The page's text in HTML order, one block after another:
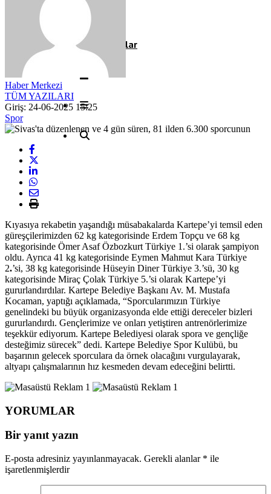
Röportaj
Resmi İlanlar
Haber Merkezi
TÜM YAZILARI
Giriş: 24-06-2025 15:25
Spor
Kıyasıya rekabetin yaşandığı müsabakalarda Kartepe’yi temsil eden
güreşçilerimizden 62 kg kategorisinde Erdem Topçu ve 68 kg
kategorisinde Ömer Asaf Özbozkurt Türkiye 1.’si olarak şampiyon
oldu. Ayrıca 41 kg kategorisinde Eymen Mahmut Kara Türkiye
2.’si, 38 kg kategorisinde Hüseyin Diner Türkiye 3.’sü, 30 kg
kategorisinde Miraç Çolak Türkiye 5.’si olarak Kartepe’yi
gururlandırdılar. Kartepe Belediye Başkanı Av. M. Mustafa
Kocaman, yaptığı açıklamada, “Sporcularımızın Türkiye
genelindeki bu büyük organizasyonda elde ettiği dereceler bizleri
gururlandırdı. Gençlerimize ve onları yetiştiren antrenörlerimize
teşekkür ediyorum. Kartepe Belediyesi olarak spora ve gençliğe
desteğimiz sürecek” dedi. Kartepe Belediye Spor Kulübü, bu
başarının gelecek sporculara da örnek olacağını vurgulayarak,
altyapı çalışmalarının hız kesmeden devam edeceğini belirtti.
YORUMLAR
Bir yanıt yazın
E-posta adresiniz yayınlanmayacak. Gerekli alanlar * ile
işaretlenmişlerdir